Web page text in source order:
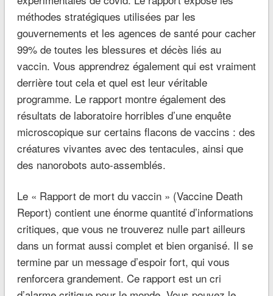
méthodes stratégiques utilisées par les
gouvernements et les agences de santé pour cacher
99% de toutes les blessures et décès liés au
vaccin. Vous apprendrez également qui est vraiment
derrière tout cela et quel est leur véritable
programme. Le rapport montre également des
résultats de laboratoire horribles d’une enquête
microscopique sur certains flacons de vaccins : des
créatures vivantes avec des tentacules, ainsi que
des nanorobots auto-assemblés.
Le « Rapport de mort du vaccin » (Vaccine Death
Report) contient une énorme quantité d’informations
critiques, que vous ne trouverez nulle part ailleurs
dans un format aussi complet et bien organisé. Il se
termine par un message d’espoir fort, qui vous
renforcera grandement. Ce rapport est un cri